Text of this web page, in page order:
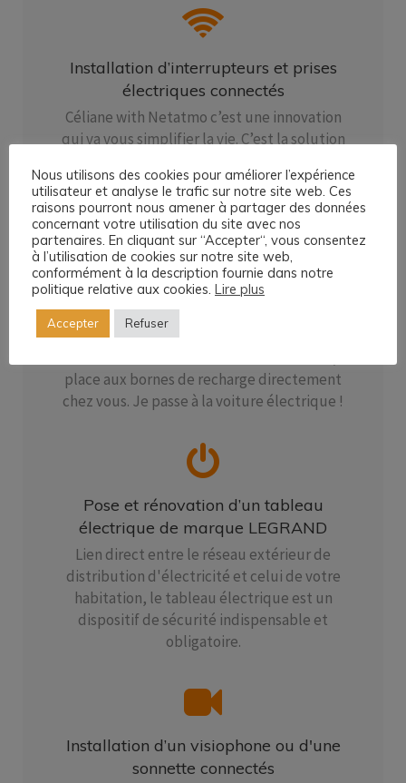
Installation d’interrupteurs et prises
électriques connectés
Céliane with Netatmo c’est une innovation
qui va vous simplifier la vie. C’est la solution
pilotable avec une seule application.
Installation d’une borne de recharge
pour véhicule électrique
Rouler en électrique demande de s’adapter.
place aux bornes de recharge directement
chez vous. Je passe à la voiture électrique !
Pose et rénovation d’un tableau
électrique de marque LEGRAND
Lien direct entre le réseau extérieur de
distribution d'électricité et celui de votre
habitation, le tableau électrique est un
dispositif de sécurité indispensable et
obligatoire.
Installation d’un visiophone ou d'une
sonnette connectés
Nous utilisons des cookies pour améliorer l’expérience
utilisateur et analyse le trafic sur notre site web. Ces
raisons pourront nous amener à partager des données
concernant votre utilisation du site avec nos
partenaires. En cliquant sur “Accepter“, vous consentez
à l’utilisation de cookies sur notre site web,
conformément à la description fournie dans notre
politique relative aux cookies. Lire plus
Accepter Refuser